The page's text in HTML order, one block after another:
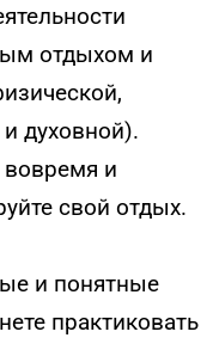
отдыхом и
духовной).
и
свой отдых.
и понятные
практиковать